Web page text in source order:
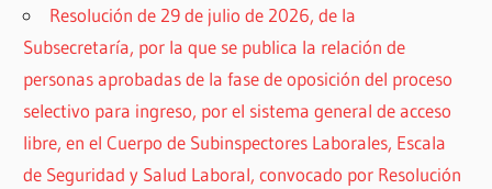
Resolución de 29 de julio de 2026, de la
Subsecretaría, por la que se publica la relación de
personas aprobadas de la fase de oposición del proceso
selectivo para ingreso, por el sistema general de acceso
libre, en el Cuerpo de Subinspectores Laborales, Escala
de Seguridad y Salud Laboral, convocado por Resolución